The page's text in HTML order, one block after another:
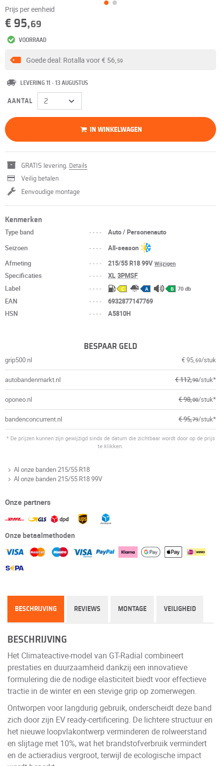
Prijs per eenheid
€ 95,69
VOORRAAD
Goede deal: Rotalla voor€ 56, 59
LEVERING 11 - 13 AUGUSTUS
AANTAL
IN WINKELWAGEN
GRATIS levering. Details
Veilig betalen
Eenvoudige montage
Kenmerken
Type band ----
Auto / Personenauto
Seizoen
----
All-season
Afmeting
---- 215/55 R18 99VWijzigen
Specificaties ---- XL 3PMSF
Label
---- C A B 70 db
EAN ----
6932877147769
HSN
---- A5810H
BESPAAR GELD
grip500.nl € 95,69/stuk
autobandenmarkt.nl € 112,90/stuk*
oponeo.nl € 98,00/stuk*
bandenconcurrent.nl € 95,79/stuk*
* De prijzen kunnen zijn gewijzigd sinds de datum die zichtbaar wordt door op de prijs
te klikken.
Al onze banden 215/55 R18
Al onze banden 215/55 R18 99V
Onze partners
Onze betaalmethoden
BESCHRIJVING REVIEWS MONTAGE VEILIGHEID
BESCHRIJVING
Het Climateactive-model van GT-Radial combineert
prestaties en duurzaamheid dankzij een innovatieve
formulering die de nodige elasticiteit biedt voor effectieve
tractie in de winter en een stevige grip op zomerwegen.
Ontworpen voor langdurig gebruik, onderscheidt deze band
zich door zijn EV ready-certificering. De lichtere structuur en
het nieuwe loopvlakontwerp verminderen de rolweerstand
en slijtage met 10%, wat het brandstofverbruik vermindert
en de actieradius vergroot, terwijl de ecologische impact